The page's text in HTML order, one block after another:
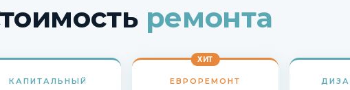
ремонта
КАПИТАЛЬНЫЙ
ХИТ
ЕВРОРЕМОНТ